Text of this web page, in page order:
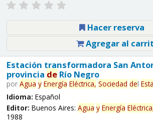
Hacer reserva
Agregar al
Estación transformadora San
provincia deRío Negro
por Agua y Energía Eléctrica, Sociedad del
Idioma: Español
Editor: Buenos Aires: Agua y Energía
1988